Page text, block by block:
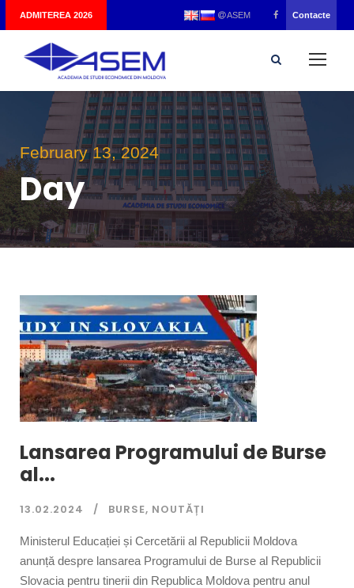
ADMITEREA 2026 ASEM Contacte
February 13, 2024
Day
Lansarea Programului de Burse
al...
13.02.2024 BURSE, NOUTĂȚI
Ministerul Educației și Cercetării al Republicii Moldova
anunță despre lansarea Programului de Burse al Republicii
Slovacia pentru tinerii din Republica Moldova pentru anul